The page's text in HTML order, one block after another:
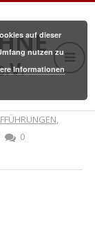
,
0
auf dieser
nutzen zu
Informationen